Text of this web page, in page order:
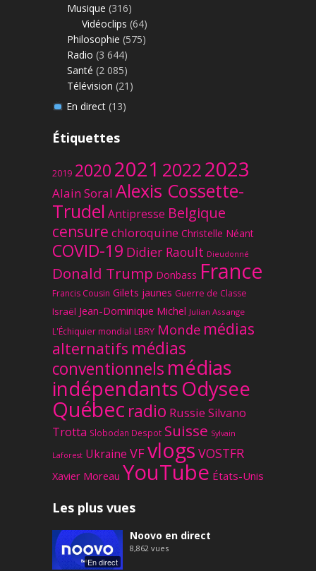
Musique (316)
Vidéoclips (64)
Philosophie (575)
Radio (3 644)
Santé (2 085)
Télévision (21)
En direct(13)
Étiquettes
2019 20202021 20222023
Alain Soral Alexis Cossette-
Trudel Antipresse Belgique
censure chloroquine Christelle Néant
COVID-19 Didier Raoult Dieudonné
Donald Trump Donbass France
Francis Cousin Gilets jaunes Guerre de Classe
Israël Jean-Dominique Michel Julian Assange
L'Échiquier mondial LBRY Monde médias
alternatifs médias
conventionnels médias
indépendantsOdysee
Québec radio Russie Silvano
Trotta Slobodan Despot Suisse Sylvain
Laforest Ukraine VFvlogs VOSTFR
Xavier Moreau YouTube États-Unis
Les plus vues
En direct
Noovo en direct
8,862 vues